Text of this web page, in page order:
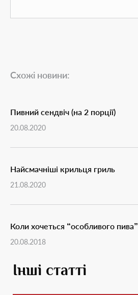
Схожі новини:
Пивний сендвіч (на 2 порції)
20.08.2020
Найсмачніші крильця гриль
21.08.2020
Коли хочеться “особливого пива”
20.08.2018
Інші статті